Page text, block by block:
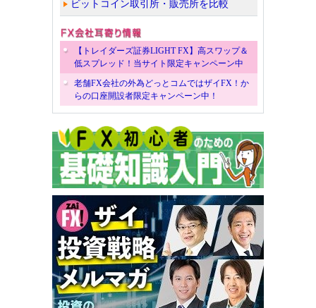
ビットコイン取引所・販売所を比較
【トレイダーズ証券LIGHT FX】高スワップ＆
低スプレッド！当サイト限定キャンペーン中
老舗FX会社の外為どっとコムではザイFX！か
らの口座開設者限定キャンペーン中！